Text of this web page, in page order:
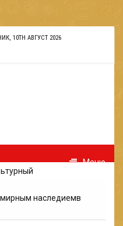
10TH АВГУСТ 2026
Меню
наследиемв